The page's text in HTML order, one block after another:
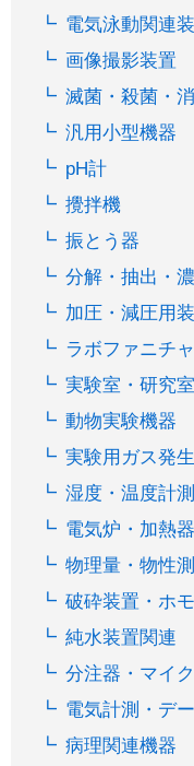
電気泳動関連
画像撮影装置
滅菌・殺菌・
汎用小型機器
pH計
攪拌機
振とう器
分解・抽出・
加圧・減圧用
ラボファニチ
実験室・研究
動物実験機器
実験用ガス発
湿度・温度計
電気炉・加熱器
物理量・物性
破砕装置・ホ
純水装置関連
分注器・マイ
電気計測・デ
病理関連機器